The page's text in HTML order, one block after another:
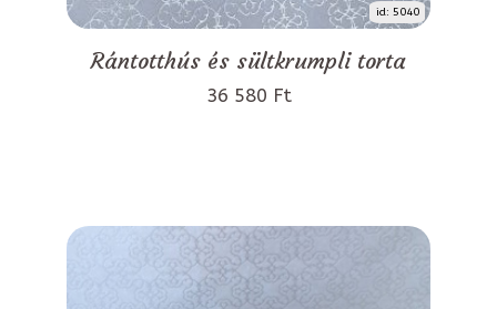
id: 5040
Rántotthús és sültkrumpli torta
36 580 Ft